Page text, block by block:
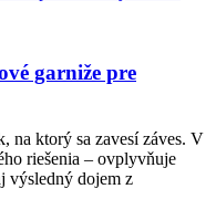
garniže pre
na ktorý sa zavesí záves. V
riešenia – ovplyvňuje
výsledný dojem z